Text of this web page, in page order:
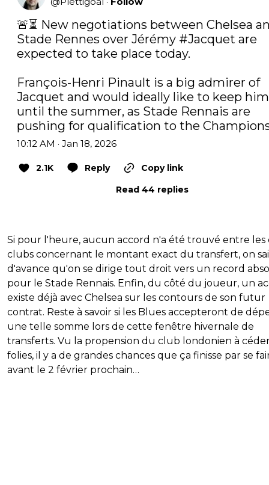
🚨⏳ New negotiations between Chelsea
Stade Rennes over Jérémy #Jacquet are
expected to take place today.
François-Henri Pinault is a big admirer of
Jacquet and would ideally like to keep him
until the summer, as Stade Rennais are
pushing for qualification to the
10:12 AM · Jan 18, 2026
2.1K Reply
Copy link
Read 44 replies
Si pour l'heure, aucun accord n'a été trouvé entre les
clubs concernant le montant exact du transfert, on
d'avance qu'on se dirige tout droit vers un record
pour le Stade Rennais. Enfin, du côté du joueur, un
existe déjà avec Chelsea sur les contours de son futur
contrat. Reste à savoir si les Blues accepteront de
une telle somme lors de cette fenêtre hivernale de
transferts. Vu la propension du club londonien à céder
folies, il y a de grandes chances que ça finisse par se
avant le 2 février prochain…